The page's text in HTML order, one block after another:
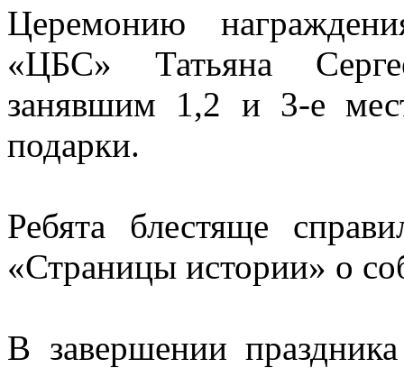
Церемонию
«ЦБС» Татьяна
занявшим 1,2 и 3-е
подарки.
Ребята блестяще
«Страницы истории» о
В завершении